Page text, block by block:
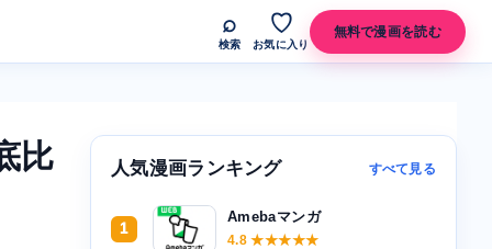
⌕
検索
♡
お気に入り
無料で漫画を読む
比 人気漫画ランキング すべて見る
1
Amebaマンガ
4.8 ★★★★★